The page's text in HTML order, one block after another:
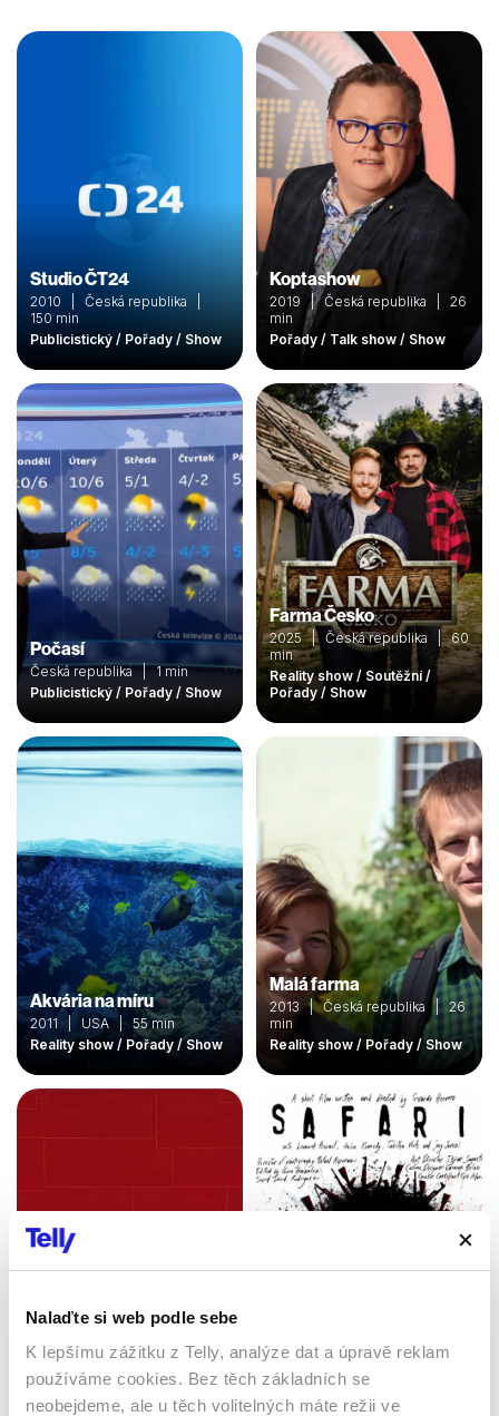
Nalaďte si web podle sebe
K lepšímu zážitku z Telly, analýze dat a úpravě reklam
používáme cookies. Bez těch základních se
neobejdeme, ale u těch volitelných máte režii ve
Studio ČT24
2010 | Česká republika |
150 min
Publicistický / Pořady / Show
Koptashow
2019 | Česká republika | 26
min
Pořady / Talk show / Show
Počasí
Česká republika | 1 min
Publicistický / Pořady / Show
Farma Česko
2025 | Česká republika | 60
min
Reality show / Soutěžní /
Pořady / Show
Akvária na míru
2011 | USA | 55 min
Reality show / Pořady / Show
Malá farma
2013 | Česká republika | 26
min
Reality show / Pořady / Show
Zprávy
5 min
Publicistický / Pořady / Show
2007 | Česká republika | 26
min
Pořady / Talk show / Show